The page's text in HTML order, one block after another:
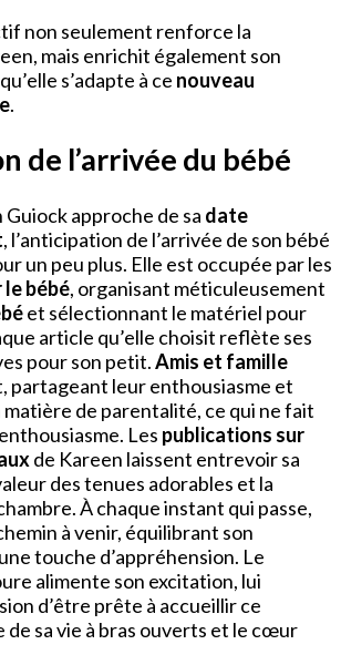
non seulement renforce la
mais enrichit également son
s’adapte à ce nouveau
.
de l’arrivée du bébé
approche de sa date
, l’anticipation de l’arrivée de son bébé
un peu plus. Elle est occupée par les
bébé, organisant méticuleusement
et sélectionnant le matériel pour
article qu’elle choisit reflète ses
pour son petit.Amis et famille
partageant leur enthousiasme et
de parentalité, ce qui ne fait
Les publications sur
de Kareen laissent entrevoir sa
des tenues adorables et la
À chaque instant qui passe,
à venir, équilibrant son
touche d’appréhension. Le
alimente son excitation, lui
d’être prête à accueillir ce
de sa vie à bras ouverts et le cœur